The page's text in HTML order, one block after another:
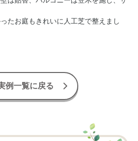
たお庭もきれいに人工芝で整えまし
例一覧に戻る